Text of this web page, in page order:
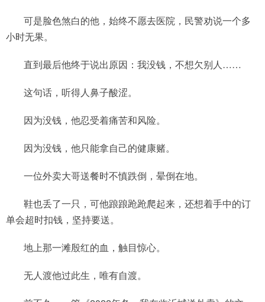
可是脸色煞白的他，始终不愿去医院，民警劝说一个多
小时无果。
直到最后他终于说出原因：我没钱，不想欠别人……
这句话，听得人鼻子酸涩。
因为没钱，他忍受着痛苦和风险。
因为没钱，他只能拿自己的健康赌。
一位外卖大哥送餐时不慎跌倒，晕倒在地。
鞋也丢了一只，可他踉踉跄跄爬起来，还想着手中的订
单会超时扣钱，坚持要送。
地上那一滩殷红的血，触目惊心。
无人渡他过此生，唯有自渡。